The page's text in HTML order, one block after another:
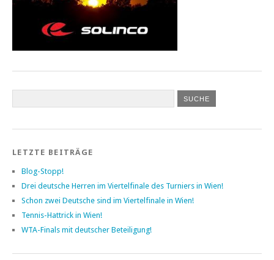
LETZTE BEITRÄGE
Blog-Stopp!
Drei deutsche Herren im Viertelfinale des Turniers in Wien!
Schon zwei Deutsche sind im Viertelfinale in Wien!
Tennis-Hattrick in Wien!
WTA-Finals mit deutscher Beteiligung!